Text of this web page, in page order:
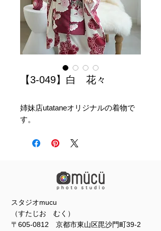
【3-049】白 花々
姉妹店utataneオリジナルの着物で
す。
スタジオmucu
（すたじお むく）
〒605-0812 京都市東山区毘沙門町39-2